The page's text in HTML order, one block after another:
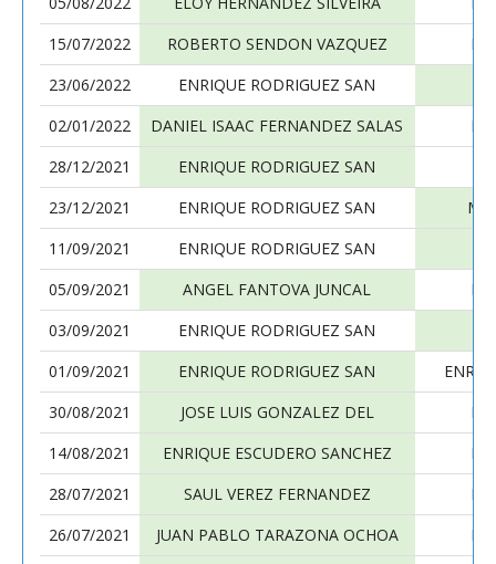
15/07/2022
ROBERTO SENDON VAZQUEZ
23/06/2022
ENRIQUE RODRIGUEZ SAN
02/01/2022
DANIEL ISAAC FERNANDEZ SALAS
28/12/2021
ENRIQUE RODRIGUEZ SAN
23/12/2021
ENRIQUE RODRIGUEZ SAN
11/09/2021
ENRIQUE RODRIGUEZ SAN
05/09/2021
ANGEL FANTOVA JUNCAL
03/09/2021
ENRIQUE RODRIGUEZ SAN
01/09/2021
ENRIQUE RODRIGUEZ SAN
30/08/2021
JOSE LUIS GONZALEZ DEL
14/08/2021
ENRIQUE ESCUDERO SANCHEZ
28/07/2021
SAUL VEREZ FERNANDEZ
26/07/2021
JUAN PABLO TARAZONA OCHOA